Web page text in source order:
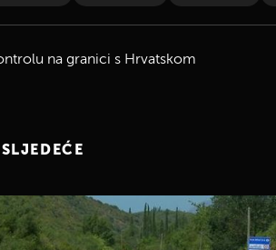
na granici s Hrvatskom